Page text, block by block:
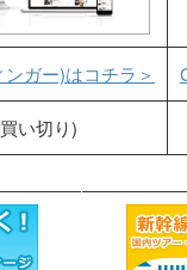
ガー)はコチラ＞
い切り)